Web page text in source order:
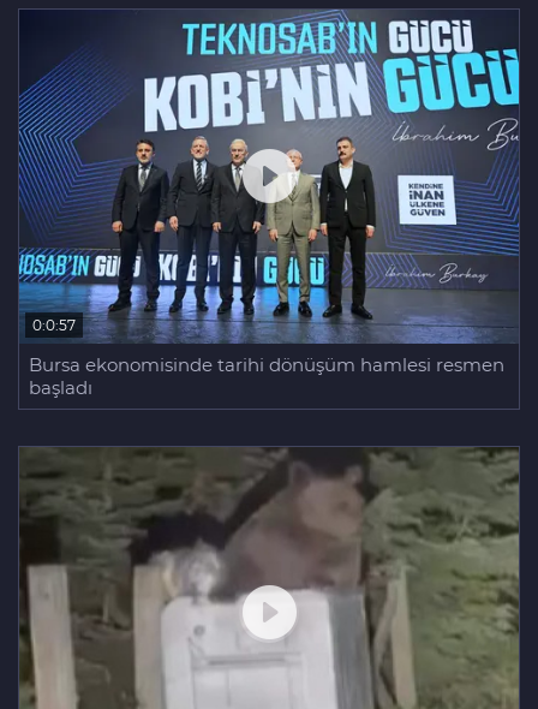
0:0:57
Bursa ekonomisinde tarihi dönüşüm hamlesi resmen
başladı